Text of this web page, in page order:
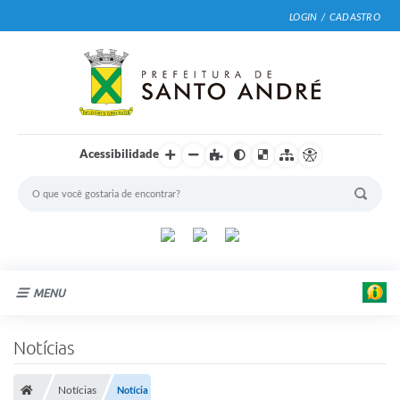
LOGIN / CADASTRO
Acessibilidade
MENU
Notícias
Notícias Notícia